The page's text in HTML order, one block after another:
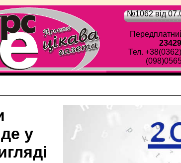
№1062 від
23429
Тел.
у